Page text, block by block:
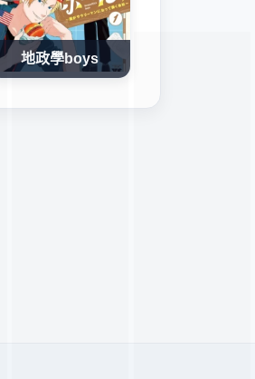
地政學boys